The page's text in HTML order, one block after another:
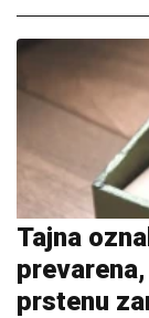
Tajna
prstenu